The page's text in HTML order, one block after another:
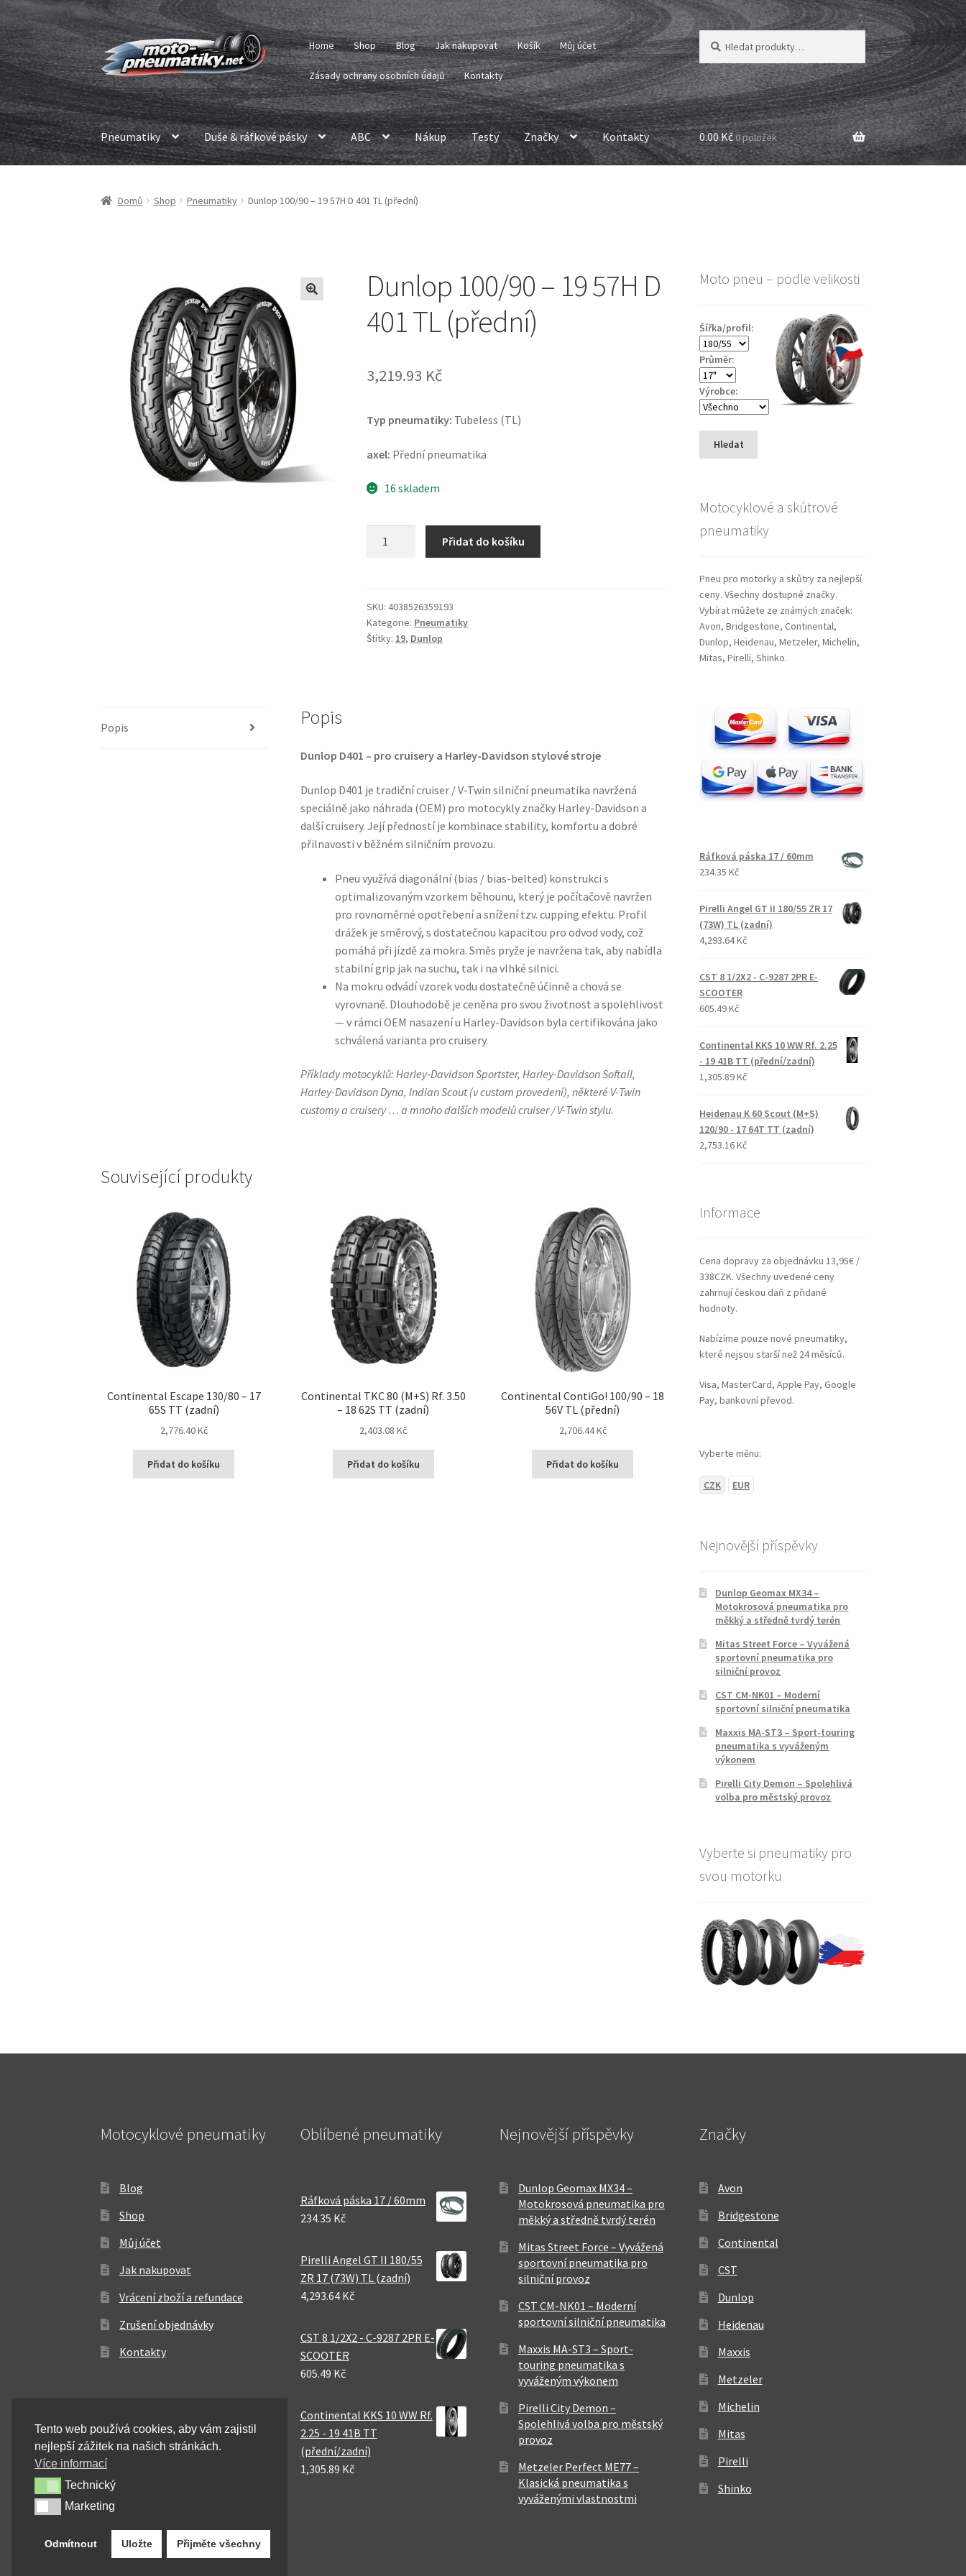
Přeskočit
na
navigaci
Přejít
k
obsahu
webu
Home Shop Blog Jak nakupovat Košík Můj účet
Zásady ochrany osobních údajů Kontakty
Hledat:
Hledat
Pneumatiky Duše & ráfkové pásky ABC Nákup Testy Značky Kontakty 0.00 Kč0 položek
Domů Shop Pneumatiky Dunlop 100/90 – 19 57H D 401 TL (přední)
Dunlop 100/90 – 19 57H D
401 TL (přední)
3,219.93 Kč
Typ pneumatiky: Tubeless (TL)
axel: Přední pneumatika
16 skladem
57H
D
401
Přidat do košíku
SKU:4038526359193
Kategorie: Pneumatiky
Štítky: 19, Dunlop
Popis Popis
Dunlop D401 – pro cruisery a Harley-Davidson stylové stroje
Dunlop D401 je tradiční cruiser / V-Twin silniční pneumatika navržená
speciálně jako náhrada (OEM) pro motocykly značky Harley-Davidson a
další cruisery. Její předností je kombinace stability, komfortu a dobré
přilnavosti v běžném silničním provozu.
Pneu využívá diagonální (bias / bias-belted) konstrukci s
optimalizovaným vzorkem běhounu, který je počítačově navržen
pro rovnoměrné opotřebení a snížení tzv. cupping efektu. Profil
drážek je směrový, s dostatečnou kapacitou pro odvod vody, což
pomáhá při jízdě za mokra. Směs pryže je navržena tak, aby nabídla
stabilní grip jak na suchu, tak i na vlhké silnici.
Na mokru odvádí vzorek vodu dostatečně účinně a chová se
vyrovnaně. Dlouhodobě je ceněna pro svou životnost a spolehlivost
— v rámci OEM nasazení u Harley-Davidson byla certifikována jako
schválená varianta pro cruisery.
Příklady motocyklů: Harley-Davidson Sportster, Harley-Davidson Softail,
Harley-Davidson Dyna, Indian Scout (v custom provedení), některé V-Twin
customy a cruisery … a mnoho dalších modelů cruiser / V-Twin stylu.
Související produkty
Continental Escape 130/80 – 17
65S TT (zadní)
2,776.40 Kč
Přidat do košíku
Continental TKC 80 (M+S) Rf. 3.50
– 18 62S TT (zadní)
2,403.08 Kč
Přidat do košíku
Continental ContiGo! 100/90 – 18
56V TL (přední)
2,706.44 Kč
Přidat do košíku
Moto pneu – podle velikosti
Šířka/profil:
Průměr:
Výrobce:
Hledat
Motocyklové a skútrové
pneumatiky
Pneu pro motorky a skůtry za nejlepší
ceny. Všechny dostupné značky.
Vybírat můžete ze známých značek:
Avon, Bridgestone, Continental,
Dunlop, Heidenau, Metzeler, Michelin,
Mitas, Pirelli, Shinko.
Ráfková páska 17 / 60mm
234.35 Kč
Pirelli Angel GT II 180/55 ZR 17
(73W) TL (zadní)
4,293.64 Kč
CST 8 1/2X2 - C-9287 2PR E-
SCOOTER
605.49 Kč
Continental KKS 10 WW Rf. 2.25
- 19 41B TT (přední/zadní)
1,305.89 Kč
Heidenau K 60 Scout (M+S)
120/90 - 17 64T TT (zadní)
2,753.16 Kč
Informace
Cena dopravy za objednávku 13,95€ /
338CZK. Všechny uvedené ceny
zahrnují českou daň z přidané
hodnoty.
Nabízíme pouze nové pneumatiky,
které nejsou starší než 24 měsíců.
Visa, MasterCard, Apple Pay, Google
Pay, bankovní převod.
Vyberte měnu:
CZK EUR
Nejnovější příspěvky
Dunlop Geomax MX34 –
Motokrosová pneumatika pro
měkký a středně tvrdý terén
Mitas Street Force – Vyvážená
sportovní pneumatika pro
silniční provoz
CST CM-NK01 – Moderní
sportovní silniční pneumatika
Maxxis MA-ST3 – Sport-touring
pneumatika s vyváženým
výkonem
Pirelli City Demon – Spolehlivá
volba pro městský provoz
Vyberte si pneumatiky pro
svou motorku
Motocyklové pneumatiky
Blog
Shop
Můj účet
Jak nakupovat
Vrácení zboží a refundace
Zrušení objednávky
Kontakty
Oblíbené pneumatiky
Ráfková páska 17 / 60mm
234.35 Kč
Pirelli Angel GT II 180/55
ZR 17 (73W) TL (zadní)
4,293.64 Kč
CST 8 1/2X2 - C-9287 2PR E-
SCOOTER
605.49 Kč
Continental KKS 10 WW Rf.
2.25 - 19 41B TT
(přední/zadní)
1,305.89 Kč
Nejnovější příspěvky
Dunlop Geomax MX34 –
Motokrosová pneumatika pro
měkký a středně tvrdý terén
Mitas Street Force – Vyvážená
sportovní pneumatika pro
silniční provoz
CST CM-NK01 – Moderní
sportovní silniční pneumatika
Maxxis MA-ST3 – Sport-
touring pneumatika s
vyváženým výkonem
Pirelli City Demon –
Spolehlivá volba pro městský
provoz
Metzeler Perfect ME77 –
Klasická pneumatika s
vyváženými vlastnostmi
Značky
Avon
Bridgestone
Continental
CST
Dunlop
Heidenau
Maxxis
Metzeler
Michelin
Mitas
Pirelli
Shinko
Tento web používá cookies, aby vám zajistil
nejlepší zážitek na našich stránkách.
Více informací
TechnickýTechnický
MarketingMarketing
Odmítnout Uložte Přijměte všechny